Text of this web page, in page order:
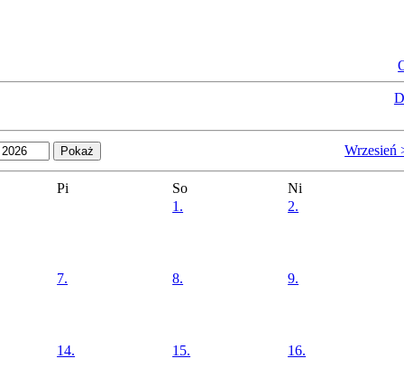
Wrzesień
Pi So
Ni
1.
2.
7. 8. 9.
14. 15. 16.